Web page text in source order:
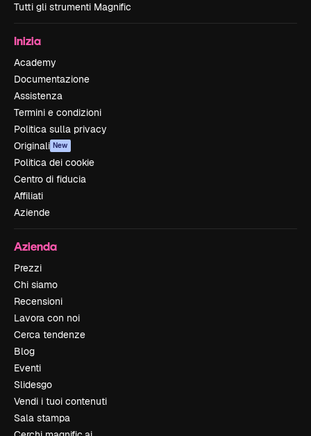
Tutti gli strumenti Magnific
Inizia
Academy
Documentazione
Assistenza
Termini e condizioni
Politica sulla privacy
Originali New
Politica dei cookie
Centro di fiducia
Affiliati
Aziende
Azienda
Prezzi
Chi siamo
Recensioni
Lavora con noi
Cerca tendenze
Blog
Eventi
Slidesgo
Vendi i tuoi contenuti
Sala stampa